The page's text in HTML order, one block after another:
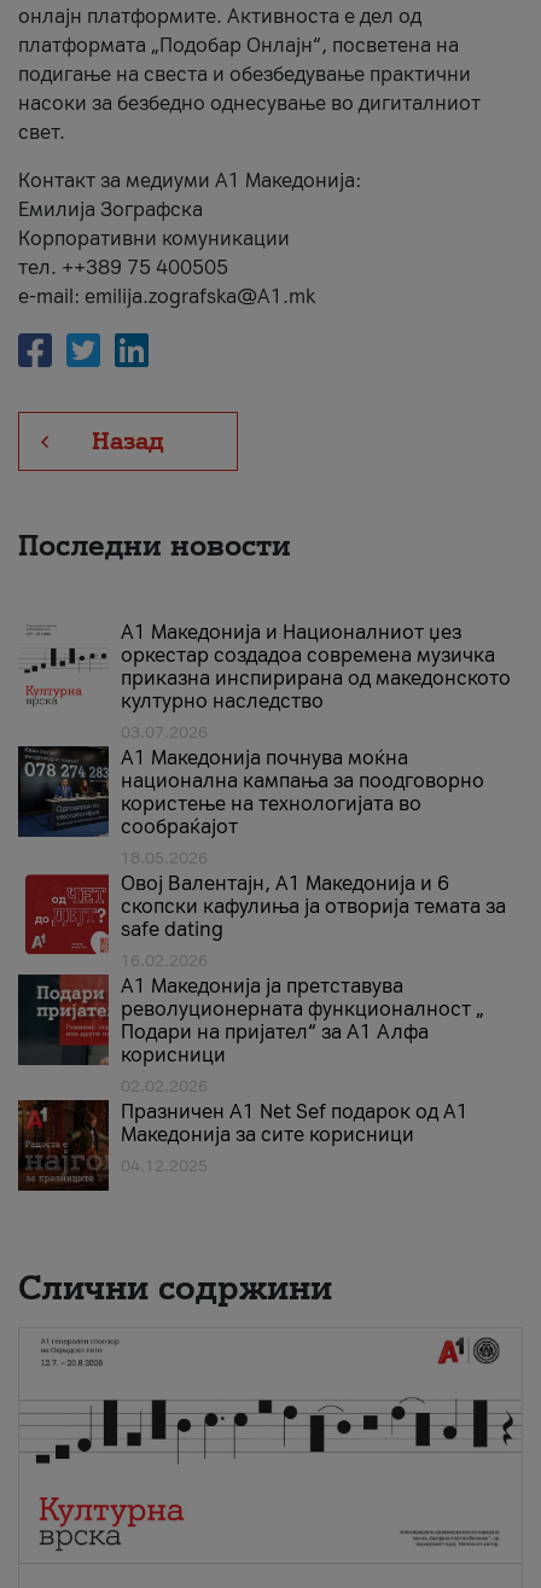
онлајн платформите. Активноста е дел од
платформата „Подобар Онлајн“, посветена на
подигање на свеста и обезбедување практични
насоки за безбедно однесување во дигиталниот
свет.
Контакт за медиуми А1 Македонија:
Емилија Зографска
Корпоративни комуникации
тел. ++389 75 400505
e-mail: emilija.zografska@A1.mk
Назад
Последни новости
А1 Македонија и Националниот џез
оркестар создадоа современа музичка
приказна инспирирана од македонското
културно наследство
03.07.2026
A1 Македонија почнува моќна
национална кампања за поодговорно
користење на технологијата во
сообраќајот
18.05.2026
Овој Валентајн, A1 Македонија и 6
скопски кафулиња ја отворија темата за
safe dating
16.02.2026
А1 Македонија ја претставува
револуционерната функционалност „
Подари на пријател“ за А1 Алфа
корисници
02.02.2026
Празничен A1 Net Sеf подарок од А1
Македонија за сите корисници
04.12.2025
Слични содржини